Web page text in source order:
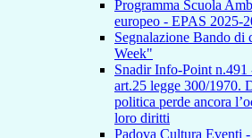
Programma Scuola
europeo - EPAS 2025-
Segnalazione Bando
Week"
Snadir Info-Point
art.25 legge 300/1970.
politica perde ancora
loro diritti
Padova Cultura Eventi